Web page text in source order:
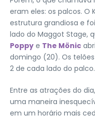
eram eles: os palcos.
estrutura grandiosa e
lado do Maggot Stage,
Poppy e The Mönic
domingo (20). Os
2 de cada lado do palco.
Entre as atrações do dia,
uma maneira
em um horário mais